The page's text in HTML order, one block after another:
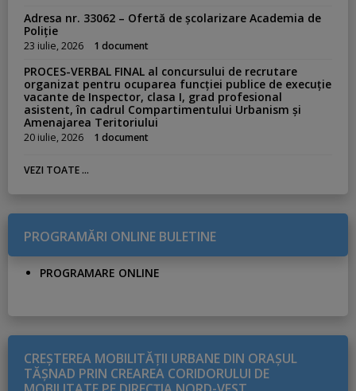
Adresa nr. 33062 – Ofertă de școlarizare Academia de
Poliție
23 iulie, 2026 1 document
PROCES-VERBAL FINAL al concursului de recrutare
organizat pentru ocuparea funcției publice de execuție
vacante de Inspector, clasa I, grad profesional
asistent, în cadrul Compartimentului Urbanism și
Amenajarea Teritoriului
20 iulie, 2026 1 document
VEZI TOATE ...
PROGRAMĂRI ONLINE BULETINE
PROGRAMARE ONLINE
CREŞTEREA MOBILITĂŢII URBANE DIN ORAŞUL
TĂŞNAD PRIN CREAREA CORIDORULUI DE